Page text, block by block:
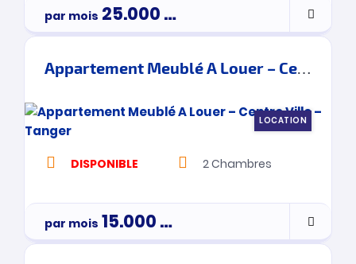
par mois 25.000Dh
Appartement Meublé A Louer – Centre Ville – Tanger
LOCATION
DISPONIBLE 2Chambres
par mois 15.000Dh